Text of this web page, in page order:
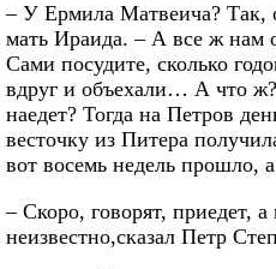
– У Ермила Матвеича? Так,
мать Ираида. – А все ж нам
Сами посудите, сколько
вдруг и объехали… А что
наедет? Тогда на Петров
весточку из Питера
вот восемь недель прошло,
– Скоро, говорят, приедет,
неизвестно,сказал Петр